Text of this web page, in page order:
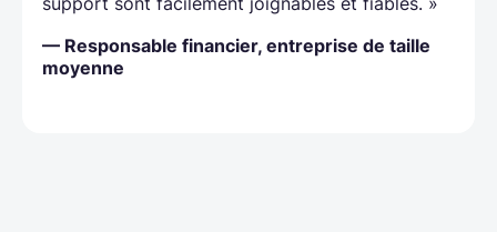
— Responsable financier, entreprise de taille
moyenne